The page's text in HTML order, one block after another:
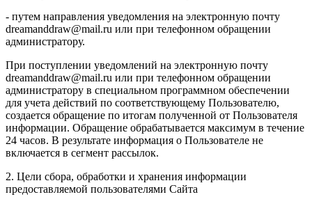
- путем направления уведомления на электронную почту
dreamanddraw@mail.ru или при телефонном обращении
администратору.
При поступлении уведомлений на электронную почту
dreamanddraw@mail.ru или при телефонном обращении
администратору в специальном программном обеспечении
для учета действий по соответствующему Пользователю,
создается обращение по итогам полученной от Пользователя
информации. Обращение обрабатывается максимум в течение
24 часов. В результате информация о Пользователе не
включается в сегмент рассылок.
2. Цели сбора, обработки и хранения информации
предоставляемой пользователями Сайта